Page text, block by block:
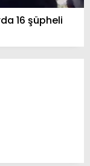
16 şüpheli